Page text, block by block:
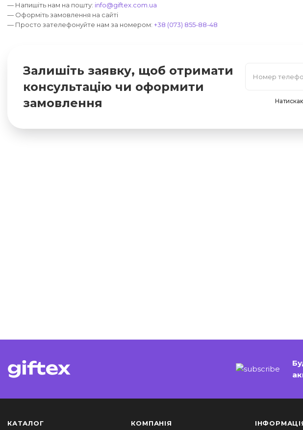
— Напишіть нам на пошту: info@giftex.com.ua
— Оформіть замовлення на сайті
— Просто зателефонуйте нам за номером: +38 (073) 855-88-48
Залишіть заявку, щоб отримати
консультацію чи оформити
замовлення
КАТАЛОГ КОМПАНІЯ